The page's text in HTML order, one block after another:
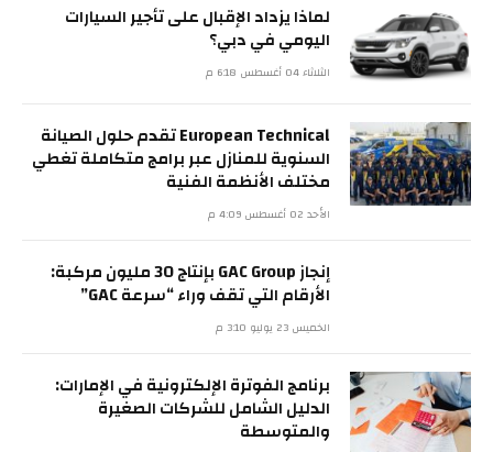
لماذا يزداد الإقبال على تأجير السيارات
اليومي في دبي؟
الثلاثاء 04 أغسطس 6:18 م
European Technical تقدم حلول الصيانة
السنوية للمنازل عبر برامج متكاملة تغطي
مختلف الأنظمة الفنية
الأحد 02 أغسطس 4:09 م
إنجاز GAC Group بإنتاج 30 مليون مركبة:
الأرقام التي تقف وراء “سرعة GAC”
الخميس 23 يوليو 3:10 م
برنامج الفوترة الإلكترونية في الإمارات:
الدليل الشامل للشركات الصغيرة
والمتوسطة